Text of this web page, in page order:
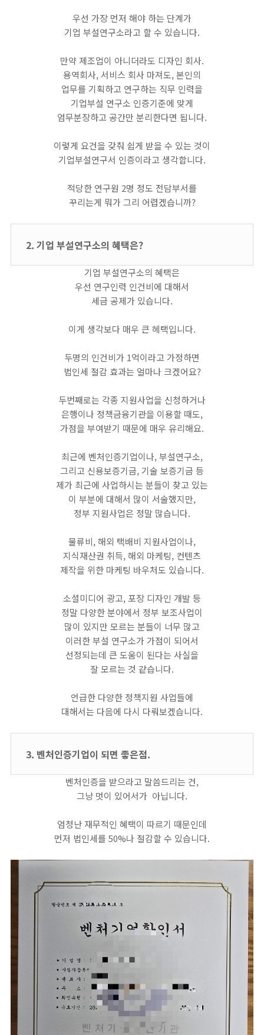
우선 가장 먼저 해야 하는 단계가
기업 부설연구소라고 할 수 있습니다.
만약 제조업이 아니더라도 디자인 회사.
용역회사, 서비스 회사 마져도, 본인의
업무를 기획하고 연구하는 직무 인력을
기업부설 연구소 인증기준에 맞게
엄무분장하고 공간만 분리한다면 됩니다.
이렇게 요건을 갖춰 쉽게 받을 수 있는 것이
기업부설연구서 인증이라고 생각합니다.
적당한 연구원 2명 정도 전담부서를
꾸리는게 뭐가 그리 어렵겠습니까?
2. 기업 부설연구소의 혜택은?
기업 부설연구소의 혜택은
우선 연구인력 인건비에 대해서
세금 공제가 있습니다.
이게 생각보다 매우 큰 헤택입니다.
두명의 인건비가 1억이라고 가정하면
법인세 절감 효과는 얼마나 크겠어요?
​두번째로는 각종 지원사업을 신청하거나
은행이나 정책금융기관을 이용할 때도,
가점을 부여받기 때문에 매우 유리해요.
최근에 벤처인증기업이나, 부설연구소,
그리고 신용보증기금, 기술 보증기금 등
제가 최근에 사업하시는 분들이 찾고 있는
이 부분에 대해서 많이 서술했지만,
정부 지원사업은 정말 많습니다.
물류비, 해외 택배비 지원사업이나,
지식재산권 취득, 해외 마케팅, 컨텐츠
제작을 위한 마케팅 바우처도 있습니다.
소셜미디어 광고, 포장 디자인 개발 등
정말 다양한 분야에서 정부 보조사업이
많이 있지만 모르는 분들이 너무 많고
이러한 부설 연구소가 가점이 되어서
선정되는데 큰 도움이 된다는 사실을
잘 모르는 것 같습니다.
언급한 다양한 정책지원 사업들에
대해서는 다음에 다시 다뤄보겠습니다.
3. 벤처인증기업이 되면 좋은점.
벤처인증을 받으라고 말씀드리는 건,
그냥 멋이 있어서가 아닙니다.
엄청난 재무적인 혜택이 따르기 때문인데
먼저 법인세를 50%나 절감할 수 있습니다.